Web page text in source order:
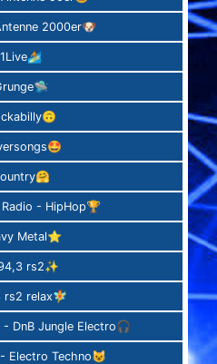
2000er🐶
- HipHop🏆
Metal⭐️
rs2✨
rs2 relax🧚‍‍
- DnB Jungle Electro🎧
Electro Techno😺